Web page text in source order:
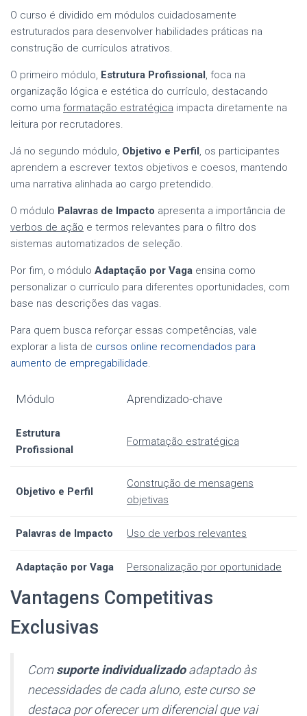
O curso é dividido em módulos cuidadosamente
estruturados para desenvolver habilidades práticas na
construção de currículos atrativos.
O primeiro módulo, Estrutura Profissional, foca na
organização lógica e estética do currículo, destacando
como uma formatação estratégica impacta diretamente na
leitura por recrutadores.
Já no segundo módulo, Objetivo e Perfil, os participantes
aprendem a escrever textos objetivos e coesos, mantendo
uma narrativa alinhada ao cargo pretendido.
O módulo Palavras de Impacto apresenta a importância de
verbos de ação e termos relevantes para o filtro dos
sistemas automatizados de seleção.
Por fim, o módulo Adaptação por Vaga ensina como
personalizar o currículo para diferentes oportunidades, com
base nas descrições das vagas.
Para quem busca reforçar essas competências, vale
explorar a lista de cursos online recomendados para
aumento de empregabilidade.
Módulo Aprendizado-chave
Estrutura
Profissional
Formatação estratégica
Objetivo e Perfil
Construção de mensagens
objetivas
Palavras de Impacto Uso de verbos relevantes
Adaptação por Vaga Personalização por oportunidade
Vantagens Competitivas
Exclusivas
Comsuporte individualizadoadaptado às
necessidades de cada aluno, este curso se
destaca por oferecer um diferencial que vai